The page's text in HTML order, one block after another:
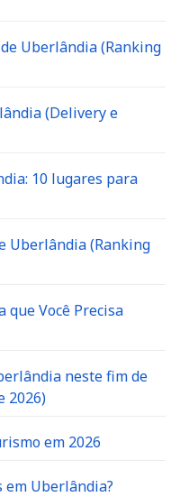
Uberlândia (Ranking
(Delivery e
10 lugares para
Uberlândia (Ranking
que Você Precisa
neste fim de
2026)
em 2026
Uberlândia?